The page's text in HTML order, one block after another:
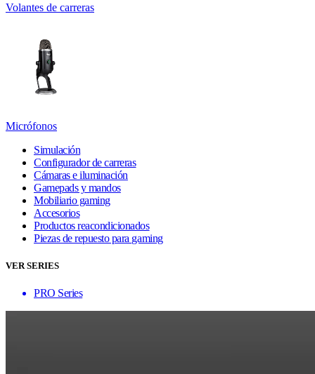
Volantes de carreras
Micrófonos
Simulación
Configurador de carreras
Cámaras e iluminación
Gamepads y mandos
Mobiliario gaming
Accesorios
Productos reacondicionados
Piezas de repuesto para gaming
VER SERIES
PRO Series